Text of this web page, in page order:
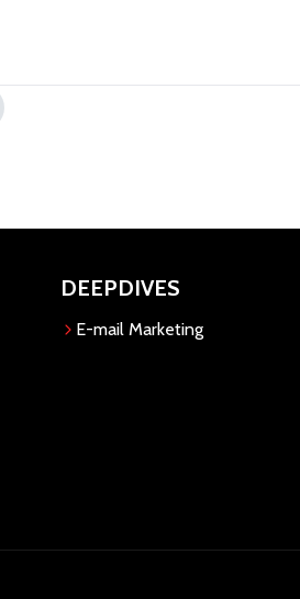
DEEPDIVES
E-mail Marketing